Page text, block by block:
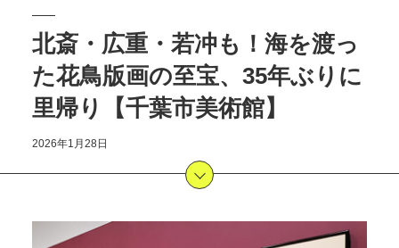
MUSEUM 美術館情報
NEWS お知らせ
CONTACT お問合せ
北斎・広重・若冲も！海を渡っ
た花鳥版画の至宝、35年ぶりに
里帰り【千葉市美術館】
2026年1月28日